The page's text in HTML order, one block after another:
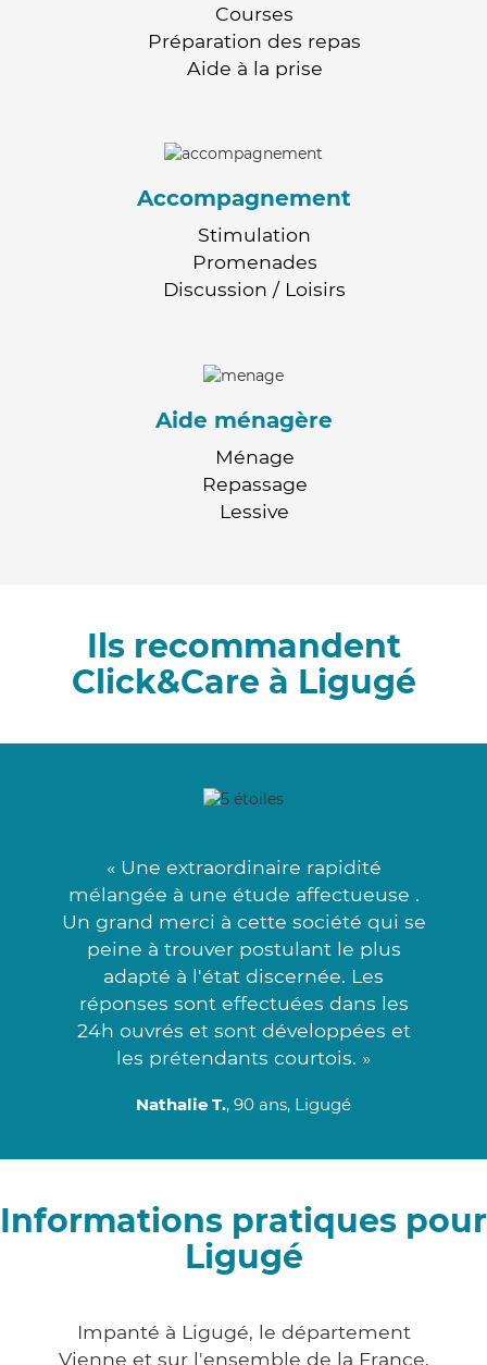
Courses
Préparation des repas
Aide à la prise
Accompagnement
Stimulation
Promenades
Discussion / Loisirs
Aide ménagère
Ménage
Repassage
Lessive
Ils recommandent
Click&Care à Ligugé
« Une extraordinaire rapidité
mélangée à une étude affectueuse .
Un grand merci à cette société qui se
peine à trouver postulant le plus
adapté à l'état discernée. Les
réponses sont effectuées dans les
24h ouvrés et sont développées et
les prétendants courtois. »
Nathalie T., 90 ans, Ligugé
Informations pratiques pour
Ligugé
Impanté à Ligugé, le département
Vienne et sur l'ensemble de la France,